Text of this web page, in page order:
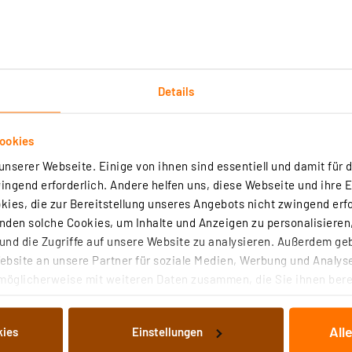
Details
Webseite. Einige von ihnen sind essentiell und damit für
erforderlich. Andere helfen uns, diese Webseite und ihre
die zur Bereitstellung unseres Angebots nicht zwingend
solche Cookies, um Inhalte und Anzeigen zu
die Zugriffe auf unsere Website zu analysieren. Außerdem
an unsere Partner für soziale Medien, Werbung und
mit weiteren Daten zusammen, die Sie ihnen
dargestellten bzw. die von Ihnen ausgewählten
Einstellungen
Endgeräte für eine verbesserte
Laptop und andere Mobilgeräte, die über ihre
(2.0) oder kabellos via Bluetooth (BLE 5.1 & SPP
entweder mit USB + Bluetooth oder über 2
reflektierte Satellitensignale) zur Erhöhung der
Frequenzbändern (Dual-Frequenz-